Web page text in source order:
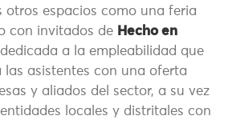
otros espacios como una feria
con invitados de Hecho en
a la empleabilidad que
las asistentes con una oferta
y aliados del sector, a su vez
locales y distritales con